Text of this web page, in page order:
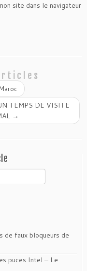
site dans le navigateur
TEMPS DE VISITE
→
de faux bloqueurs de
puces Intel – Le